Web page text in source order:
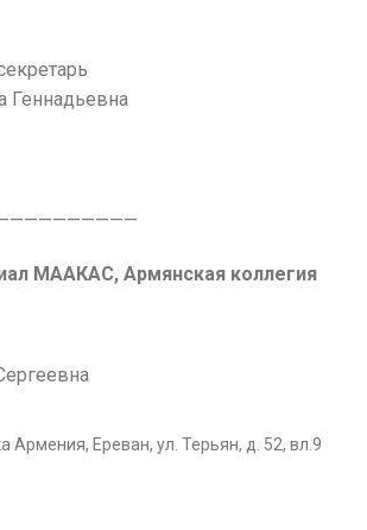
Геннадьевна
МААКАС, Армянская коллегия
Армения, Ереван, ул. Терьян, д. 52, вл.9